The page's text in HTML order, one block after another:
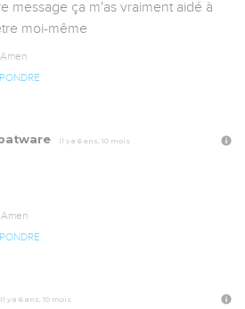
message ça m'as vraiment aidé à
moi-même
Il y a 6 ans, 10 mois
Il y a 6 ans, 10 mois